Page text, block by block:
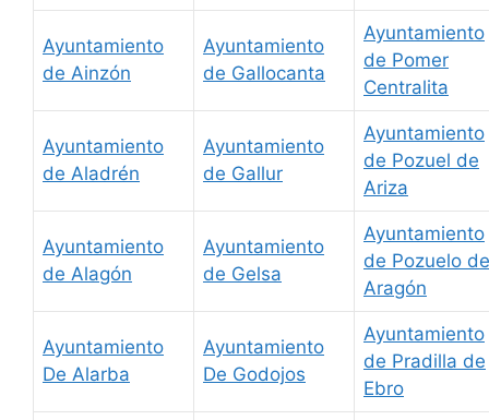
Ayuntamiento
de Ainzón
Ayuntamiento
de Gallocanta
Ayuntamiento
de Pomer
Centralita
Ayuntamiento
de Aladrén
Ayuntamiento
de Gallur
Ayuntamiento
de Pozuel de
Ariza
Ayuntamiento
de Alagón
Ayuntamiento
de Gelsa
Ayuntamiento
de Pozuelo de
Aragón
Ayuntamiento
De Alarba
Ayuntamiento
De Godojos
Ayuntamiento
de Pradilla de
Ebro